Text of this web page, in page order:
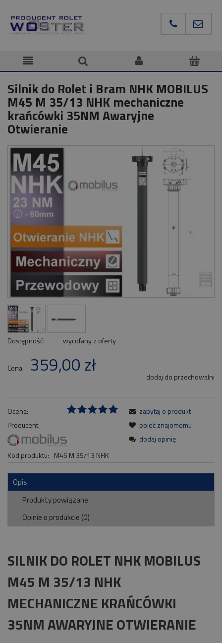
Silnik do Rolet i Bram NHK MOBILUS
M45 M 35/13 NHK mechaniczne
krańcówki 35NM Awaryjne
Otwieranie
Dostępność: wycofany z oferty
Cena: 359,00 zł dodaj do przechowalni
Ocena:
Producent:
Kod produktu: M45 M 35/13 NHK
zapytaj o produkt
poleć znajomemu
dodaj opinię
Opis
Produkty powiązane
Opinie o produkcie (0)
SILNIK DO ROLET NHK MOBILUS
M45 M 35/13 NHK
MECHANICZNE KRAŃCÓWKI
35NM AWARYJNE OTWIERANIE